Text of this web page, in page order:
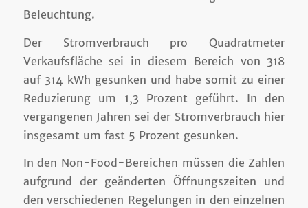
Beleuchtung.
Der Stromverbrauch pro Quadratmeter
Verkaufsfläche sei in diesem Bereich von 318
auf 314 kWh gesunken und habe somit zu einer
Reduzierung um 1,3 Prozent geführt. In den
vergangenen Jahren sei der Stromverbrauch hier
insgesamt um fast 5 Prozent gesunken.
In den Non-Food-Bereichen müssen die Zahlen
aufgrund der geänderten Öffnungszeiten und
den verschiedenen Regelungen in den einzelnen